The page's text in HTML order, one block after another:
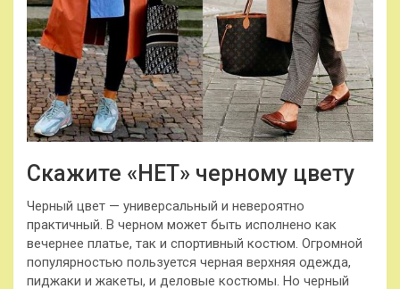
Скажите «НЕТ» черному цвету
Черный цвет — универсальный и невероятно
практичный. В черном может быть исполнено как
вечернее платье, так и спортивный костюм. Огромной
популярностью пользуется черная верхняя одежда,
пиджаки и жакеты, и деловые костюмы. Но черный